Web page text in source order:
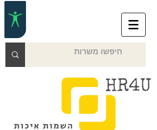
Over the phone or online